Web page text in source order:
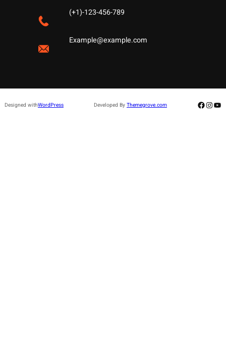
(+1)-123-456-789
Example@example.com
Designed withWordPress Developed By Themegrove.com